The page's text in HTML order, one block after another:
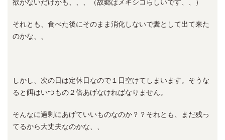
欲がないだけかも、、、（故郷はメキシコらしいです、、）
それとも、食べた後にそのまま消化しないで糞として出て来た
のかな、、
しかし、次の日は定休日なので１日空けてしまいます。そうな
ると餌はいつもの２倍あげなければなりません。
そんなに過剰にあげていいものなのか？？それとも、まだ残っ
てるから大丈夫なのかな、、